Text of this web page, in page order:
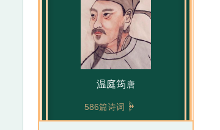
温庭筠唐
586篇诗词